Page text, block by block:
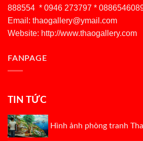
888554 * 0946 273797 *
Email: thaogallery@ymail.com
Website: http://www.thaogallery.com
FANPAGE
TIN TỨC
Hình ảnh phòng tranh